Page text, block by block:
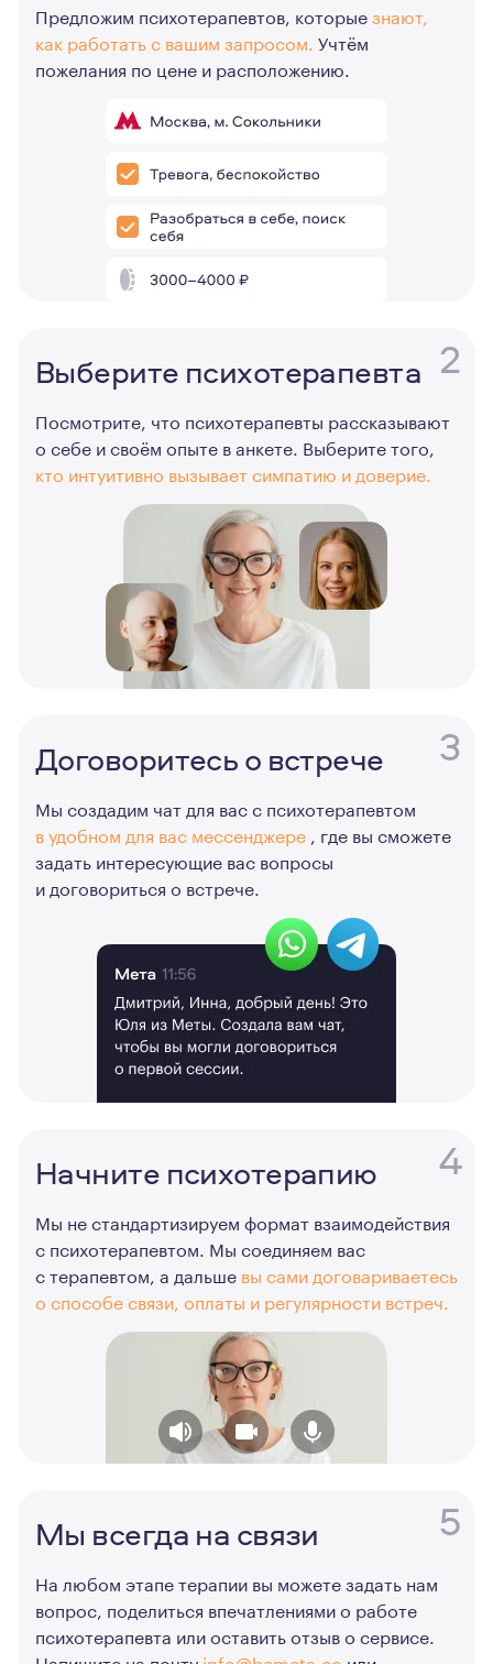
Предложим психотерапевтов, которыезнают,
как работать с вашим запросом. Учтём
пожелания по цене и расположению.
2
Выберите психотерапевта
Посмотрите, что психотерапевты рассказывают
о себе и своём опыте в анкете. Выберите того,
кто интуитивно вызывает симпатию и доверие.
3
Договоритесь о встрече
Мы создадим чат для вас с психотерапевтом
в удобном для вас мессенджере , где вы сможете
задать интересующие вас вопросы
и договориться о встрече.
4
Начните психотерапию
Мы не стандартизируем формат взаимодействия
с психотерапевтом. Мы соединяем вас
с терапевтом, а дальше вы сами договариваетесь
о способе связи, оплаты и регулярности встреч.
5
Мы всегда на связи
На любом этапе терапии вы можете задать нам
вопрос, поделиться впечатлениями о работе
психотерапевта или оставить отзыв о сервисе.